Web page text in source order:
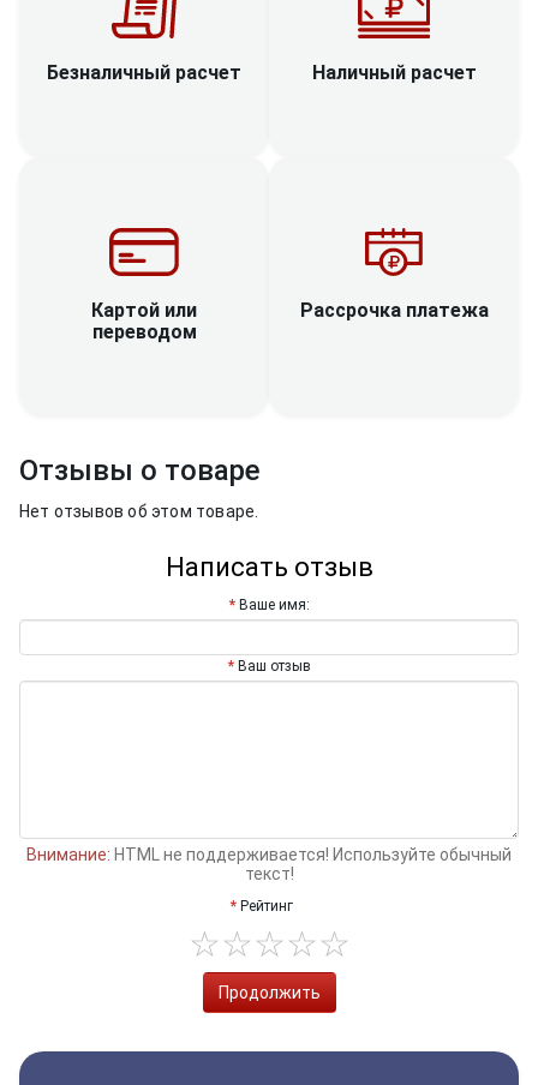
Безналичный расчет Наличный расчет
Картой или
переводом
Рассрочка платежа
Отзывы о товаре
Нет отзывов об этом товаре.
Написать отзыв
Ваше имя:
Ваш отзыв
Внимание: HTML не поддерживается! Используйте обычный
текст!
Рейтинг
Продолжить